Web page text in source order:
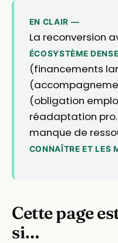
EN CLAIR —
La reconversion
ÉCOSYSTÈME DENSE
(financements
(obligation
réadaptation
manque de
CONNAÎTRE ET LES
Cette page
si…